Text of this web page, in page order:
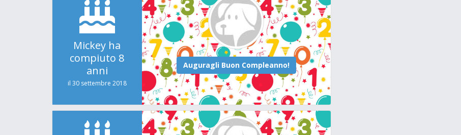
Mickey ha
compiuto 8
anni
il 30 settembre 2018